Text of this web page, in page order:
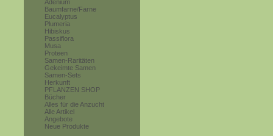
Adenium
Baumfarne/Farne
Eucalyptus
Plumeria
Hibiskus
Passiflora
Musa
Proteen
Samen-Raritäten
Gekeimte Samen
Samen-Sets
Herkunft
PFLANZEN SHOP
Bücher
Alles für die Anzucht
Alle Artikel
Angebote
Neue Produkte